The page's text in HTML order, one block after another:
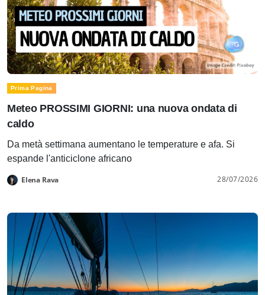
Prima Pagina
Meteo PROSSIMI GIORNI: una nuova ondata di
caldo
Da metà settimana aumentano le temperature e afa. Si
espande l'anticiclone africano
Elena Rava 28/07/2026